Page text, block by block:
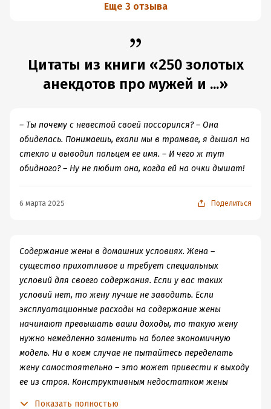
Еще 3 отзыва
Цитаты из книги «250 золотых
анекдотов про мужей и ...»
– Ты почему с невестой своей поссорился? – Она
обиделась. Понимаешь, ехали мы в трамвае, я дышал на
стекло и выводил пальцем ее имя. – И чего ж тут
обидного? – Ну не любит она, когда ей на очки дышат!
6 марта 2025 Поделиться
Содержание жены в домашних условиях. Жена –
существо прихотливое и требует специальных
условий для своего содержания. Если у вас таких
условий нет, то жену лучше не заводить. Если
эксплуатационные расходы на содержание жены
начинают превышать ваши доходы, то такую жену
нужно немедленно заменить на более экономичную
модель. Ни в коем случае не пытайтесь переделать
жену самостоятельно – это может привести к выходу
ее из строя. Конструктивным недостатком жены
Показать полностью